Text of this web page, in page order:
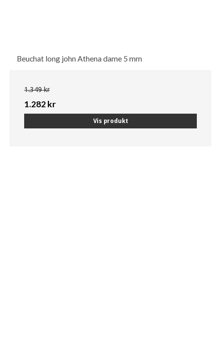
Beuchat long john Athena dame 5 mm
1.349 kr
1.282 kr
Vis produkt